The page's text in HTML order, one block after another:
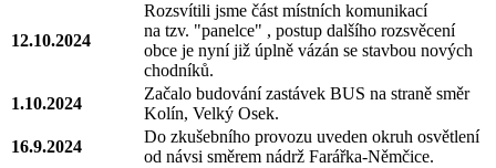
12.10.2024
Rozsvítili jsme část místních komunikací
na tzv. "panelce" , postup dalšího rozsvěcení
obce je nyní již úplně vázán se stavbou nových
chodníků.
1.10.2024
Začalo budování zastávek BUS na straně směr
Kolín, Velký Osek.
16.9.2024
Do zkušebního provozu uveden okruh osvětlení
od návsi směrem nádrž Farářka-Němčice.